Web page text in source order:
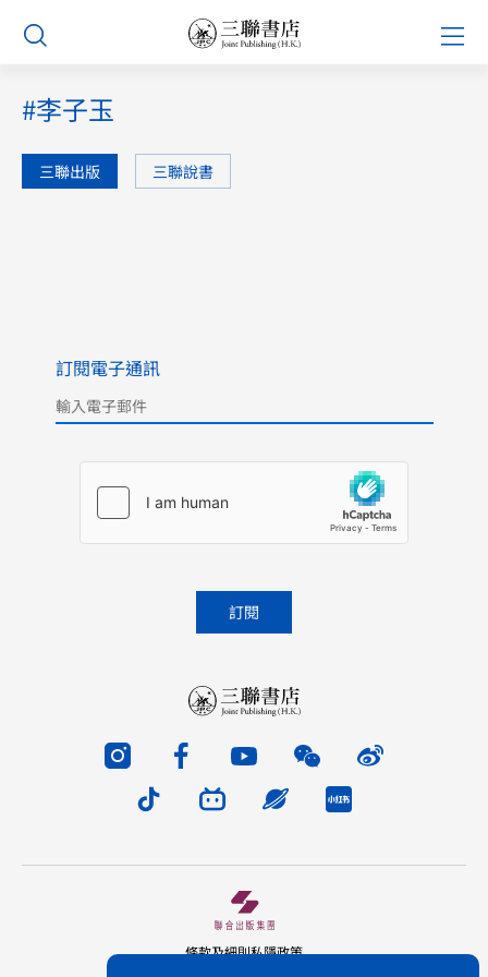
Skip
content
#李子玉
三聯出版 三聯說書
訂閱電子通訊
條款及細則私隱政策